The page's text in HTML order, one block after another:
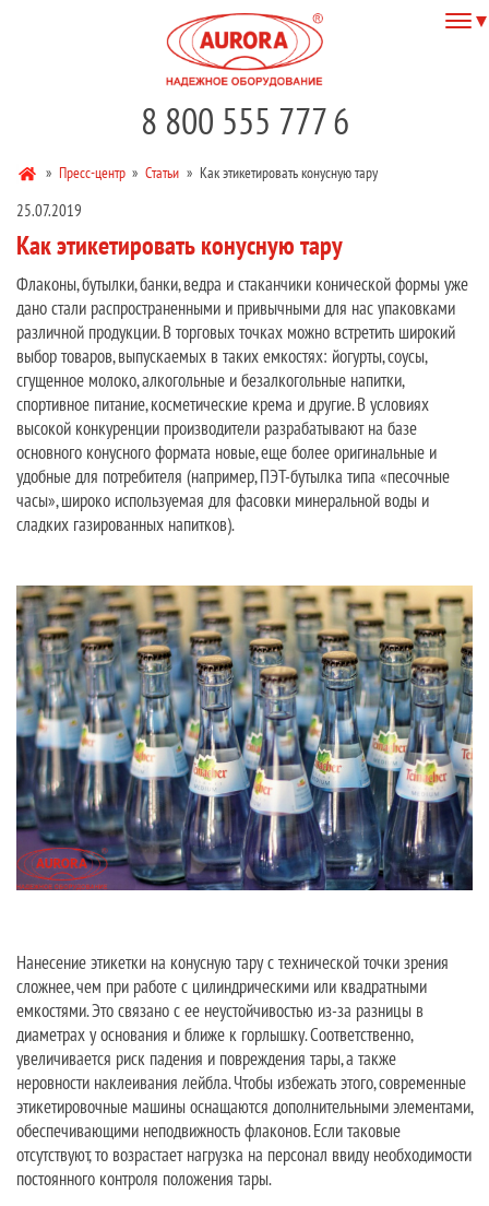
8 800 555 777 6
» Пресс-центр » Статьи » Как этикетировать конусную тару
25.07.2019
Как этикетировать конусную тару
Флаконы, бутылки, банки, ведра и стаканчики конической формы уже
дано стали распространенными и привычными для нас упаковками
различной продукции. В торговых точках можно встретить широкий
выбор товаров, выпускаемых в таких емкостях: йогурты, соусы,
сгущенное молоко, алкогольные и безалкогольные напитки,
спортивное питание, косметические крема и другие. В условиях
высокой конкуренции производители разрабатывают на базе
основного конусного формата новые, еще более оригинальные и
удобные для потребителя (например, ПЭТ-бутылка типа «песочные
часы», широко используемая для фасовки минеральной воды и
сладких газированных напитков).
Нанесение этикетки на конусную тару с технической точки зрения
сложнее, чем при работе с цилиндрическими или квадратными
емкостями. Это связано с ее неустойчивостью из-за разницы в
диаметрах у основания и ближе к горлышку. Соответственно,
увеличивается риск падения и повреждения тары, а также
неровности наклеивания лейбла. Чтобы избежать этого, современные
этикетировочные машины оснащаются дополнительными элементами,
обеспечивающими неподвижность флаконов. Если таковые
отсутствуют, то возрастает нагрузка на персонал ввиду необходимости
постоянного контроля положения тары.